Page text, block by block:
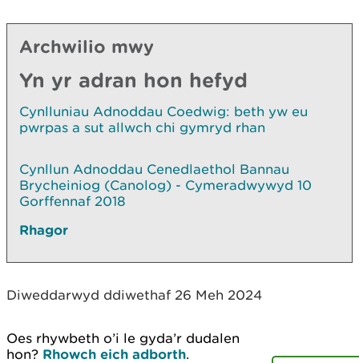
Archwilio mwy
Yn yr adran hon hefyd
Cynlluniau Adnoddau Coedwig: beth yw eu
pwrpas a sut allwch chi gymryd rhan
Cynllun Adnoddau Cenedlaethol Bannau
Brycheiniog (Canolog) - Cymeradwywyd 10
Gorffennaf 2018
Rhagor
Diweddarwyd ddiwethaf 26 Meh 2024
Oes rhywbeth o’i le gyda’r dudalen
hon? Rhowch eich adborth.